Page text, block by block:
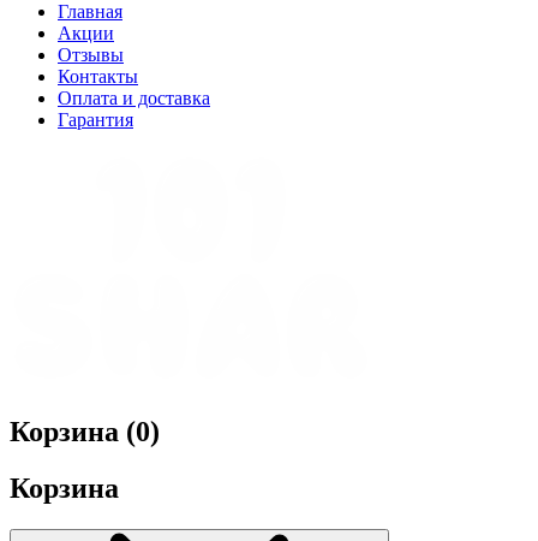
Главная
Акции
Отзывы
Контакты
Оплата и доставка
Гарантия
Корзина (0)
Корзина